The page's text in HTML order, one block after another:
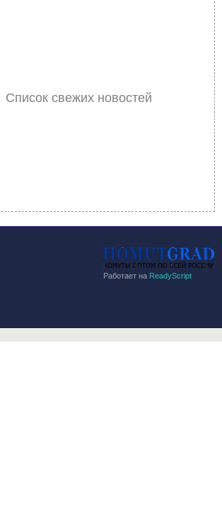
Список свежих новостей
Работает на ReadyScript